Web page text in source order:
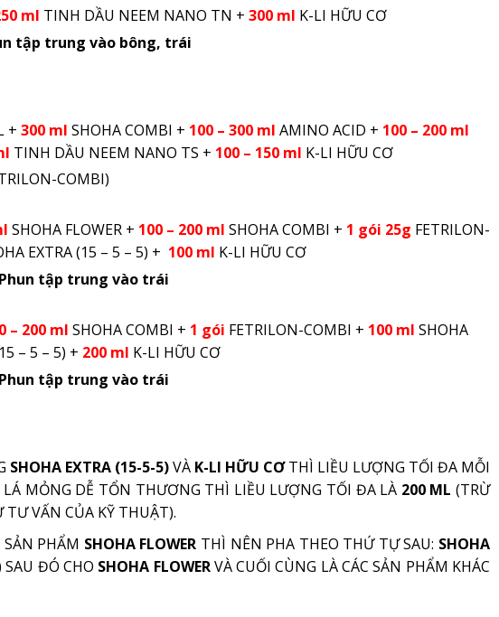
ml TINH DẦU NEEM NANO TN + 300 ml K-LI HỮU CƠ
tập trung vào bông, trái
+ 300 ml SHOHA COMBI + 100 – 300 ml AMINO ACID + 100 – 200 ml
TINH DẦU NEEM NANO TS + 100 – 150 ml K-LI HỮU CƠ
COMBI)
SHOHA FLOWER + 100 – 200 ml SHOHA COMBI + 1 gói 25g FETRILON-
EXTRA (15 – 5 – 5) + 100 ml K-LI HỮU CƠ
Phun tập trung vào trái
– 200 ml SHOHA COMBI + 1 gói FETRILON-COMBI + 100 ml SHOHA
– 5 – 5) + 200 ml K-LI HỮU CƠ
Phun tập trung vào trái
SHOHA EXTRA (15-5-5)VÀ K-LI HỮU CƠTHÌ LIỀU LƯỢNG TỐI ĐA MỖI
MỎNG DỄ TỔN THƯƠNG THÌ LIỀU LƯỢNG TỐI ĐA LÀ 200 ML(TRỪ
VẤN CỦA KỸ THUẬT).
PHẨM SHOHA FLOWER THÌ NÊN PHA THEO THỨ TỰ SAU: SHOHA
ĐÓ CHO SHOHA FLOWERVÀ CUỐI CÙNG LÀ CÁC SẢN PHẨM KHÁC